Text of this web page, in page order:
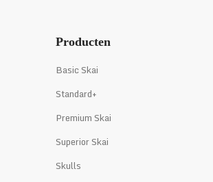
Producten
Basic Skai
Standard+
Premium Skai
Superior Skai
Skulls